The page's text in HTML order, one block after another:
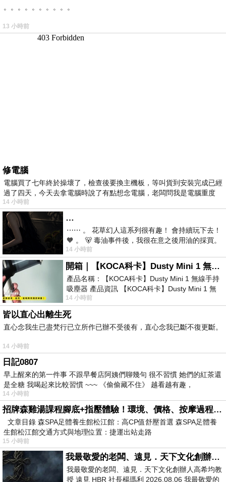
。。。。。。。。。。
13 小時前
修電腦
電腦買了七年終於操壞了，檢查後要換主機板，等叫貨到安裝完成已經
過了四天，今天去拿電腦時說了有點想念電腦，老闆問我是電腦重度
14 小時前
…
⋯⋯ 。 花草幻人這系列很有趣！ 會持續玩下去！
🧡 。 🐻 毒油事件後，我很在意之後用油的採買。
前天購買了我之前就很愛
14 小時前
開箱｜【KOCA科卡】Dusty Mini 1 無線手持吸塵器
產品名稱：【KOCA科卡】Dusty Mini 1 無線手持
吸塵器 產品資訊 【KOCA科卡】Dusty Mini 1 無
線手持吸塵器評語： 能吸、能吹兼具兩
14 小時前
皆以直心出離生死
直心念我生已盡梵行已立所作已辦不受後有，直心念我已斷不復更斷。
14 小時前
日記0807
早上醒來的第一件事 不跟早餐店阿姨們聊幾句 很不習慣 她們的紅茶還
是全糖 我喝起來比較習慣 ~~~ 《偷偷藏不住》 越看越有趣，
14 小時前
招牌森雞湯課程腳底+指壓體驗！環境、價格、按摩過程全紀錄，森SPA足體養生館松江館最新價格表
文章目錄 森SPA足體養生館松江館：高CP值舒壓首選 森SPA足體養
生館松江館交通方式與地理位置：捷運出站走路
15 小時前
我最敬愛的老闆、遠見．天下文化創辦人高希均教授
我最敬愛的老闆、遠見．天下文化創辦人高希均教
授 遠見 HBR 社長楊瑪利 2026.08.06 我最敬愛的